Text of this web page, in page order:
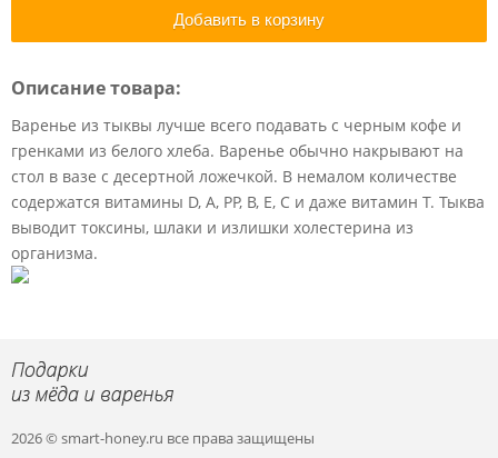
Добавить в корзину
Описание товара:
Варенье из тыквы лучше всего подавать с черным кофе и
гренками из белого хлеба. Варенье обычно накрывают на
стол в вазе с десертной ложечкой. В немалом количестве
содержатся витамины D, A, PP, B, E, C и даже витамин T. Тыква
выводит токсины, шлаки и излишки холестерина из
организма.
2026 © smart-honey.ru все права защищены